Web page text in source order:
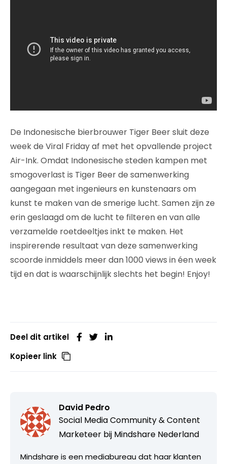
De Indonesische bierbrouwer Tiger Beer sluit deze
week de Viral Friday af met het opvallende project
Air-Ink. Omdat Indonesische steden kampen met
smogoverlast is Tiger Beer de samenwerking
aangegaan met ingenieurs en kunstenaars om
kunst te maken van de smerige lucht. Samen zijn ze
erin geslaagd om de lucht te filteren en van alle
verzamelde roetdeeltjes inkt te maken. Het
inspirerende resultaat van deze samenwerking
scoorde inmiddels meer dan 1000 views in éen week
tijd en dat is waarschijnlijk slechts het begin! Enjoy!
Deel dit artikel
Kopieer link
David Pedro
Social Media Community & Content
Marketeer bij Mindshare Nederland
Mindshare is een mediabureau dat haar klanten